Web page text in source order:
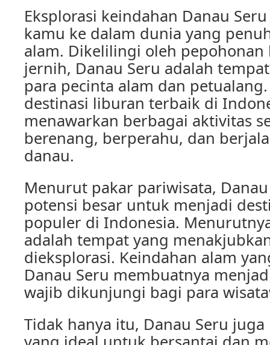
Eksplorasi keindahan Danau
kamu ke dalam dunia yang
alam. Dikelilingi oleh
jernih, Danau Seru adalah
para pecinta alam dan
destinasi liburan terbaik di
menawarkan berbagai aktivitas
berenang, berperahu, dan
danau.
Menurut pakar pariwisata,
potensi besar untuk menjadi
populer di Indonesia.
adalah tempat yang
dieksplorasi. Keindahan alam
Danau Seru membuatnya
wajib dikunjungi bagi para
Tidak hanya itu, Danau Seru